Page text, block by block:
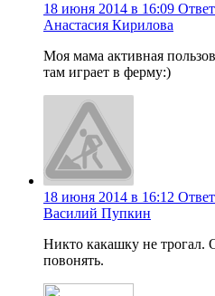
18 июня 2014 в 16:09
Анастасия Кирилова
Моя мама активная
там играет в ферму:)
18 июня 2014 в 16:12
Василий Пупкин
Никто какашку не трогал.
повонять.